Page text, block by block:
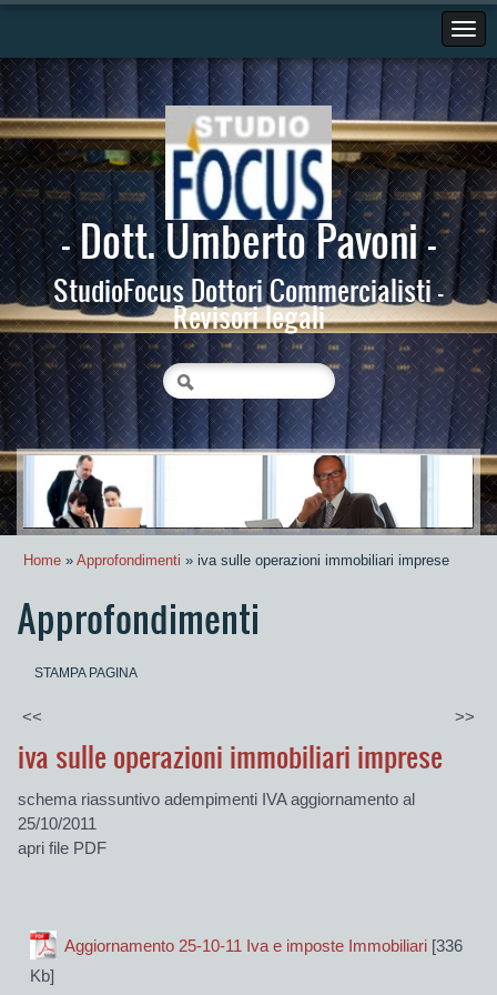
- Dott. Umberto Pavoni -
StudioFocus Dottori Commercialisti -
Revisori legali
Home » Approfondimenti » iva sulle operazioni immobiliari imprese
Approfondimenti
STAMPA PAGINA
<< >>
iva sulle operazioni immobiliari imprese
schema riassuntivo adempimenti IVA aggiornamento al
25/10/2011
apri file PDF
Aggiornamento 25-10-11 Iva e imposte Immobiliari [336
Kb]